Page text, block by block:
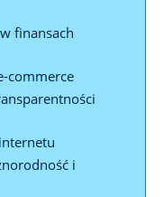
finansach
commerce
i